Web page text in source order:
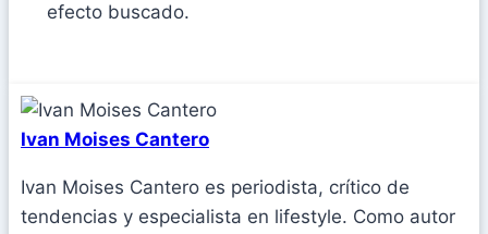
efecto buscado.
Ivan Moises Cantero
Ivan Moises Cantero es periodista, crítico de
tendencias y especialista en lifestyle. Como autor